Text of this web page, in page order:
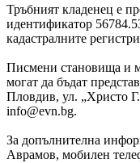
Тръбният кладенец е
идентификатор
кадастралните
Писмени становища и
могат да бъдат
Пловдив, ул. „Христо
info@evn.bg.
За допълнителна
Аврамов, мобилен